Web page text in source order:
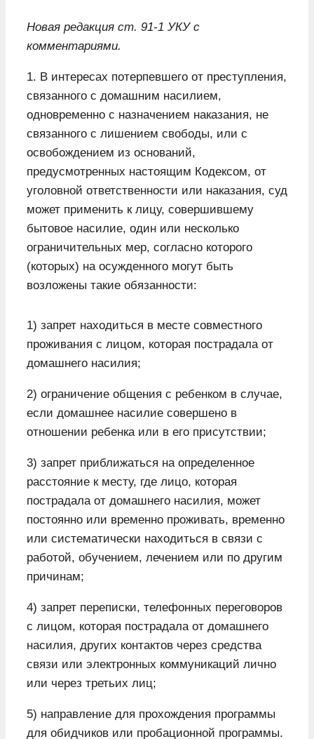
Новая редакция ст. 91-1 УКУ с
комментариями.
1. В интересах потерпевшего от преступления,
связанного с домашним насилием,
одновременно с назначением наказания, не
связанного с лишением свободы, или с
освобождением из оснований,
предусмотренных настоящим Кодексом, от
уголовной ответственности или наказания, суд
может применить к лицу, совершившему
бытовое насилие, один или несколько
ограничительных мер, согласно которого
(которых) на осужденного могут быть
возложены такие обязанности:
1) запрет находиться в месте совместного
проживания с лицом, которая пострадала от
домашнего насилия;
2) ограничение общения с ребенком в случае,
если домашнее насилие совершено в
отношении ребенка или в его присутствии;
3) запрет приближаться на определенное
расстояние к месту, где лицо, которая
пострадала от домашнего насилия, может
постоянно или временно проживать, временно
или систематически находиться в связи с
работой, обучением, лечением или по другим
причинам;
4) запрет переписки, телефонных переговоров
с лицом, которая пострадала от домашнего
насилия, других контактов через средства
связи или электронных коммуникаций лично
или через третьих лиц;
5) направление для прохождения программы
для обидчиков или пробационной программы.